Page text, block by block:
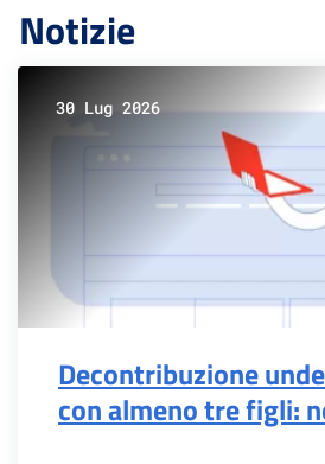
Notizie
30 Lug 2026
Decontribuzione
con almeno tre figli: